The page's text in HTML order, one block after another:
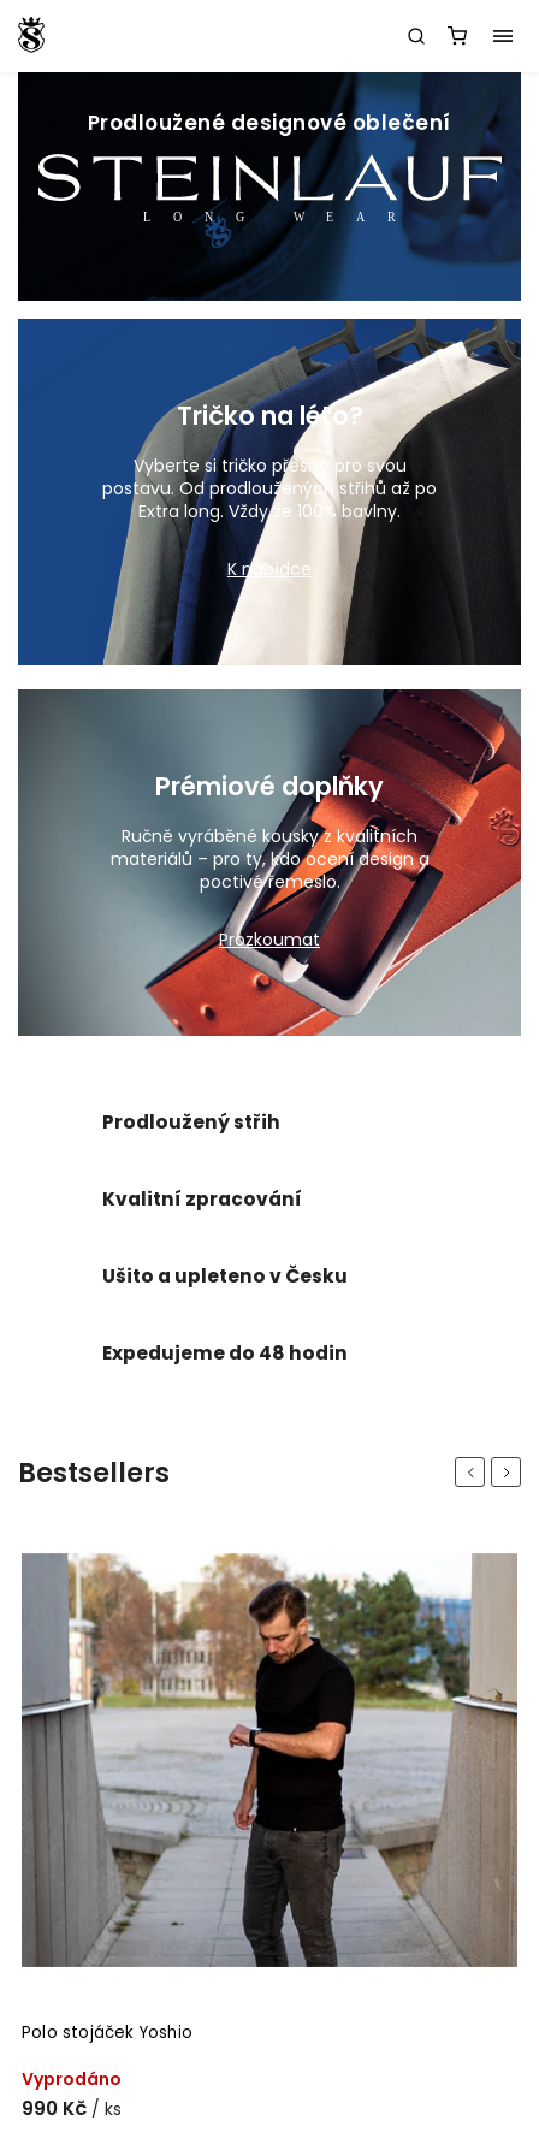
Prodloužené designové oblečení
Tričko na léto?
Vyberte si tričko přesně pro svou
postavu. Od prodloužených střihů až po
Extra long. Vždy ze 100% bavlny.
K nabídce
Prémiové doplňky
Ručně vyráběné kousky z kvalitních
materiálů – pro ty, kdo ocení design a
poctivé řemeslo.
Prozkoumat
Prodloužený střih
Kvalitní zpracování
Ušito a upleteno v Česku
Expedujeme do 48 hodin
Bestsellers Previous
Polo stojáček Yoshio
Vyprodáno
990 Kč / ks
Next